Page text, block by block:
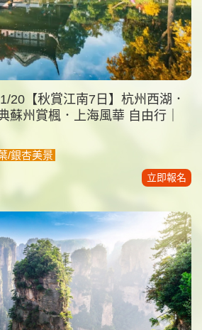
20【秋賞江南7日】杭州西湖．
蘇州賞楓．上海風華 自由行｜
/銀杏美景
立即報名